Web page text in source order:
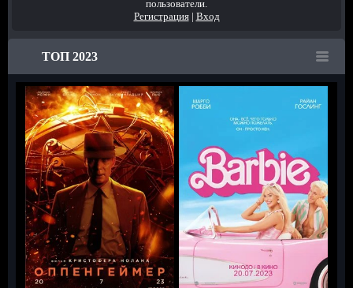
пользователи.
Регистрация| Вход
ТОП 2023